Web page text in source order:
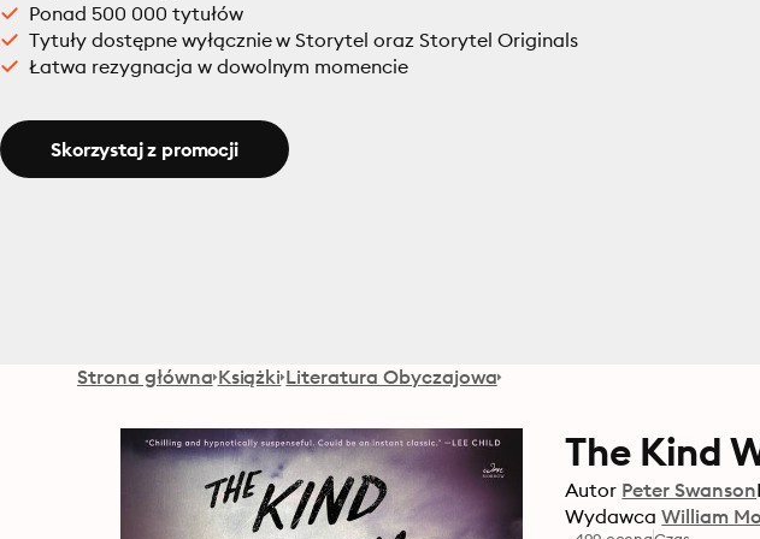
Ponad 500 000 tytułów
Tytuły dostępne wyłącznie w Storytel oraz Storytel Originals
Łatwa rezygnacja w dowolnym momencie
Skorzystaj z promocji
Strona główna Książki Literatura Obyczajowa
The Kind
Autor Peter Swanson
Wydawca William